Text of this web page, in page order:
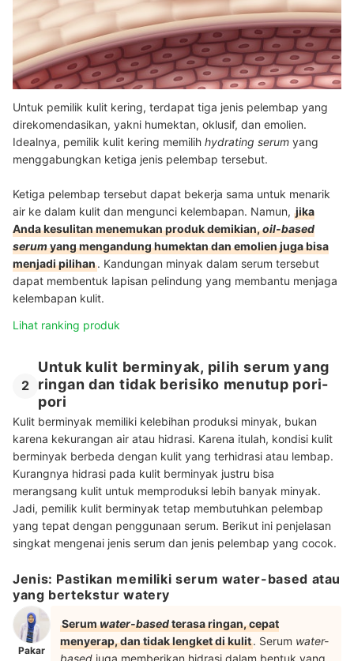
Untuk pemilik kulit kering, terdapat tiga jenis pelembap yang
direkomendasikan, yakni humektan, oklusif, dan emolien.
Idealnya, pemilik kulit kering memilih hydrating serum yang
menggabungkan ketiga jenis pelembap tersebut.
Ketiga pelembap tersebut dapat bekerja sama untuk menarik
air ke dalam kulit dan mengunci kelembapan. Namun, jika
Anda kesulitan menemukan produk demikian,oil-based
serumyang mengandung humektan dan emolien juga bisa
menjadi pilihan. Kandungan minyak dalam serum tersebut
dapat membentuk lapisan pelindung yang membantu menjaga
kelembapan kulit.
Lihat ranking produk
2
Untuk kulit berminyak, pilih serum yang
ringan dan tidak berisiko menutup pori-
pori
Kulit berminyak memiliki kelebihan produksi minyak, bukan
karena kekurangan air atau hidrasi. Karena itulah, kondisi kulit
berminyak berbeda dengan kulit yang terhidrasi atau lembap.
Kurangnya hidrasi pada kulit berminyak justru bisa
merangsang kulit untuk memproduksi lebih banyak minyak.
Jadi, pemilik kulit berminyak tetap membutuhkan pelembap
yang tepat dengan penggunaan serum. Berikut ini penjelasan
singkat mengenai jenis serum dan jenis pelembap yang cocok.
Jenis: Pastikan memiliki serum water-based atau
yang bertekstur watery
Pakar
Serumwater-basedterasa ringan, cepat
menyerap, dan tidak lengket di kulit. Serum water-
based juga memberikan hidrasi dalam bentuk yang